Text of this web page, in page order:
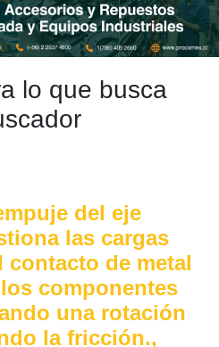
lo que busca
del eje
las cargas
contacto de metal
componentes
una rotación
la fricción.,